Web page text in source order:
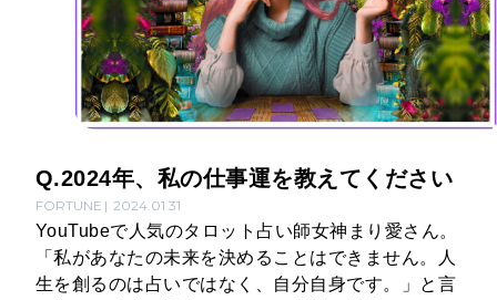
Q.2024年、私の仕事運を教えてください
FORTUNE 2024.01.31
YouTubeで人気のタロット占い師女神まり愛さん。
「私があなたの未来を決めることはできません。人
生を創るのは占いではなく、自分自身です。」と言